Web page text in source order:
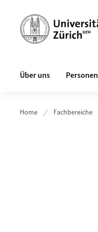
Über uns Personen
Home Fachbereiche